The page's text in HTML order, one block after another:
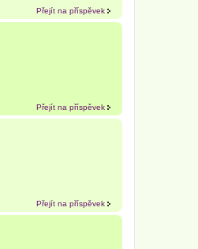
Přejít na příspěvek
Přejít na příspěvek
Přejít na příspěvek